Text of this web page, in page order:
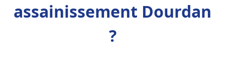
assainissement Dourdan
?